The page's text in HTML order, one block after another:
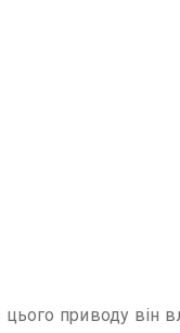
приводу він